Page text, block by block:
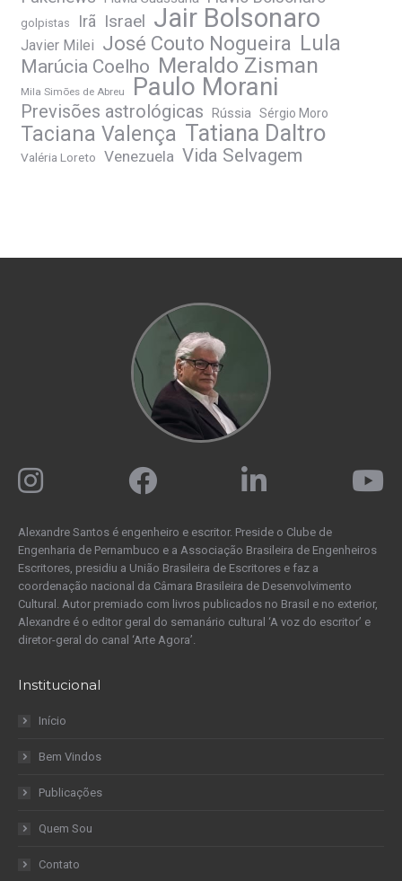
golpistas Irã Israel Jair Bolsonaro
Javier Milei José Couto Nogueira Lula
Marúcia Coelho Meraldo Zisman
Mila Simões de Abreu Paulo Morani
Previsões astrológicas Rússia Sérgio Moro
Taciana Valença Tatiana Daltro
Valéria Loreto Venezuela Vida Selvagem
Alexandre Santos é engenheiro e escritor. Preside o Clube de
Engenharia de Pernambuco e a Associação Brasileira de Engenheiros
Escritores, presidiu a União Brasileira de Escritores e faz a
coordenação nacional da Câmara Brasileira de Desenvolvimento
Cultural. Autor premiado com livros publicados no Brasil e no exterior,
Alexandre é o editor geral do semanário cultural ‘A voz do escritor’ e
diretor-geral do canal ‘Arte Agora’.
Institucional
Início
Bem Vindos
Publicações
Quem Sou
Contato